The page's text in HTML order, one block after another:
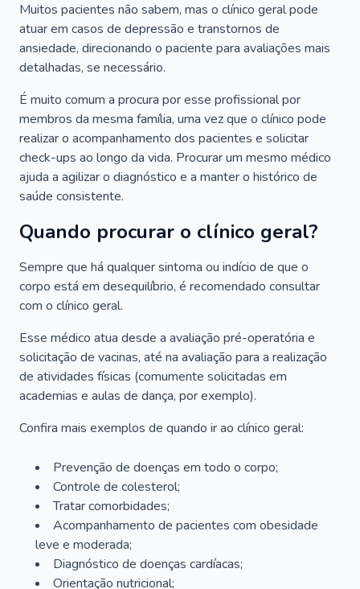
Muitos pacientes não sabem, mas o clínico geral pode
atuar em casos de depressão e transtornos de
ansiedade, direcionando o paciente para avaliações mais
detalhadas, se necessário.
É muito comum a procura por esse profissional por
membros da mesma família, uma vez que o clínico pode
realizar o acompanhamento dos pacientes e solicitar
check-ups ao longo da vida. Procurar um mesmo médico
ajuda a agilizar o diagnóstico e a manter o histórico de
saúde consistente.
Quando procurar o clínico geral?
Sempre que há qualquer sintoma ou indício de que o
corpo está em desequilíbrio, é recomendado consultar
com o clínico geral.
Esse médico atua desde a avaliação pré-operatória e
solicitação de vacinas, até na avaliação para a realização
de atividades físicas (comumente solicitadas em
academias e aulas de dança, por exemplo).
Confira mais exemplos de quando ir ao clínico geral:
Prevenção de doenças em todo o corpo;
Controle de colesterol;
Tratar comorbidades;
Acompanhamento de pacientes com obesidade
leve e moderada;
Diagnóstico de doenças cardíacas;
Orientação nutricional;